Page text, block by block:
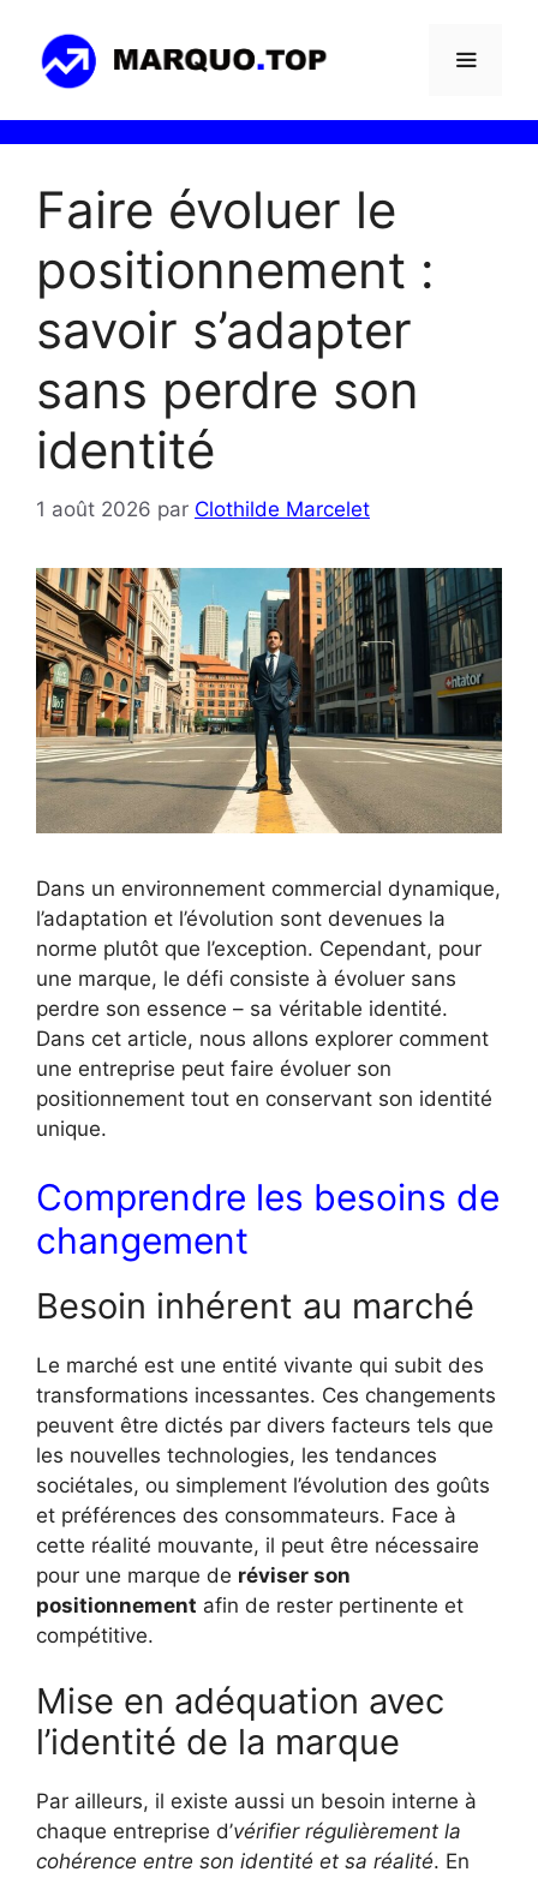
contenu
Faire évoluer le
positionnement :
savoir s’adapter
sans perdre son
identité
1 août 2026 par Clothilde Marcelet
Dans un environnement commercial dynamique,
l’adaptation et l’évolution sont devenues la
norme plutôt que l’exception. Cependant, pour
une marque, le défi consiste à évoluer sans
perdre son essence – sa véritable identité.
Dans cet article, nous allons explorer comment
une entreprise peut faire évoluer son
positionnement tout en conservant son identité
unique.
Comprendre les besoins de
changement
Besoin inhérent au marché
Le marché est une entité vivante qui subit des
transformations incessantes. Ces changements
peuvent être dictés par divers facteurs tels que
les nouvelles technologies, les tendances
sociétales, ou simplement l’évolution des goûts
et préférences des consommateurs. Face à
cette réalité mouvante, il peut être nécessaire
pour une marque de réviser son
positionnement afin de rester pertinente et
compétitive.
Mise en adéquation avec
l’identité de la marque
Par ailleurs, il existe aussi un besoin interne à
chaque entreprise d’vérifier régulièrement la
cohérence entre son identité et sa réalité. En